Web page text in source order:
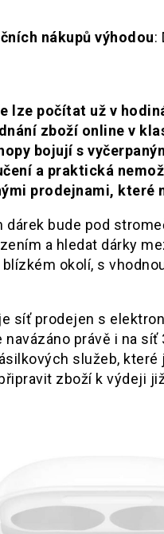
nákupů výhodou:
lze počítat už v
zboží online v
bojují s
a praktická
prodejnami, které
bude pod
a hledat dárky
okolí, s
síť prodejen s
právě i na
služeb,
zboží k výdeji